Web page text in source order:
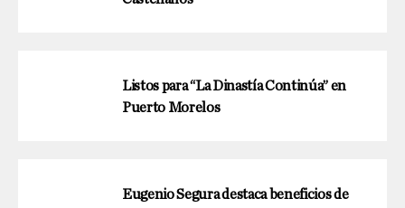
Listos para “La Dinastía Continúa” en
Puerto Morelos
Eugenio Segura destaca beneficios de